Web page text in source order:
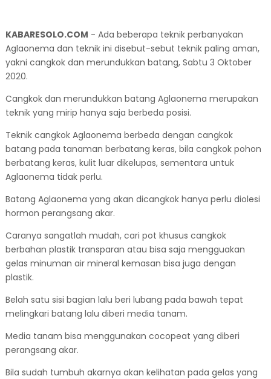
KABARESOLO.COM - Ada beberapa teknik perbanyakan
Aglaonema dan teknik ini disebut-sebut teknik paling aman,
yakni cangkok dan merundukkan batang, Sabtu 3 Oktober
2020.
Cangkok dan merundukkan batang Aglaonema merupakan
teknik yang mirip hanya saja berbeda posisi.
Teknik cangkok Aglaonema berbeda dengan cangkok
batang pada tanaman berbatang keras, bila cangkok pohon
berbatang keras, kulit luar dikelupas, sementara untuk
Aglaonema tidak perlu.
Batang Aglaonema yang akan dicangkok hanya perlu diolesi
hormon perangsang akar.
Caranya sangatlah mudah, cari pot khusus cangkok
berbahan plastik transparan atau bisa saja mengguakan
gelas minuman air mineral kemasan bisa juga dengan
plastik.
Belah satu sisi bagian lalu beri lubang pada bawah tepat
melingkari batang lalu diberi media tanam.
Media tanam bisa menggunakan cocopeat yang diberi
perangsang akar.
Bila sudah tumbuh akarnya akan kelihatan pada gelas yang